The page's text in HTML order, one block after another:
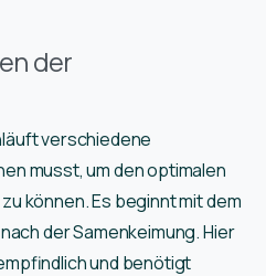
der
verschiedene
musst, um den optimalen
können. Es beginnt mit dem
der Samenkeimung. Hier
und benötigt